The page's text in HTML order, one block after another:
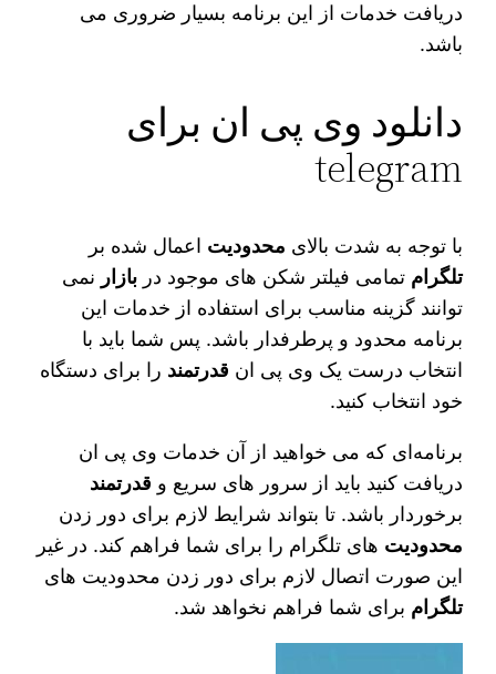
دریافت خدمات از این برنامه بسیار ضروری می‌
باشد.
دانلود وی پی ان برای
telegram
با توجه به شدت بالای محدودیت اعمال شده بر
تلگرام تمامی فیلتر شکن‌ های موجود دربازار نمی‌
توانند گزینه مناسب برای استفاده از خدمات این
برنامه محدود و پرطرفدار باشد. پس شما باید با
انتخاب درست یک وی پی ان قدرتمند را برای دستگاه
خود انتخاب کنید.
برنامه‌ای که می‌ خواهید از آن خدمات وی پی ان
دریافت کنید باید از سرور های سریع و قدرتمند
برخوردار باشد. تا بتواند شرایط لازم برای دور زدن
محدودیت‌ های تلگرام را برای شما فراهم کند. در غیر
این صورت اتصال لازم برای دور زدن محدودیت‌ های
تلگرام برای شما فراهم نخواهد شد.